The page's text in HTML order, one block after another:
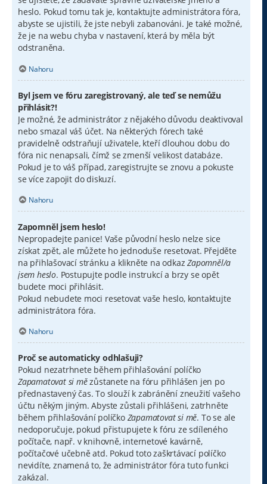
heslo. Pokud tomu tak je, kontaktujte administrátora fóra,
abyste se ujistili, že jste nebyli zabanováni. Je také možné,
že je na webu chyba v nastavení, která by měla být
odstraněna.
Nahoru
Byl jsem ve fóru zaregistrovaný, ale teď se nemůžu
přihlásit?!
Je možné, že administrátor z nějakého důvodu deaktivoval
nebo smazal váš účet. Na některých fórech také
pravidelně odstraňují uživatele, kteří dlouhou dobu do
fóra nic nenapsali, čímž se zmenší velikost databáze.
Pokud je to váš případ, zaregistrujte se znovu a pokuste
se více zapojit do diskuzí.
Nahoru
Zapomněl jsem heslo!
Nepropadejte panice! Vaše původní heslo nelze sice
získat zpět, ale můžete ho jednoduše resetovat. Přejděte
na přihlašovací stránku a klikněte na odkazZapomněl/a
jsem heslo. Postupujte podle instrukcí a brzy se opět
budete moci přihlásit.
Pokud nebudete moci resetovat vaše heslo, kontaktujte
administrátora fóra.
Nahoru
Proč se automaticky odhlašuji?
Pokud nezatrhnete během přihlašování políčko
Zapamatovat si mězůstanete na fóru přihlášen jen po
přednastavený čas. To slouží k zabránění zneužití vašeho
účtu někým jiným. Abyste zůstali přihlášeni, zatrhněte
během přihlašování políčko Zapamatovat si mě. To se ale
nedoporučuje, pokud přistupujete k fóru ze sdíleného
počítače, např. v knihovně, internetové kavárně,
počítačové učebně atd. Pokud toto zaškrtávací políčko
nevidíte, znamená to, že administrátor fóra tuto funkci
zakázal.